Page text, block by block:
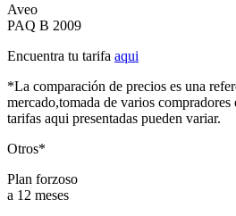
Aveo
PAQ B 2009
Encuentra tu tarifa aqui
*La comparación de precios es una
mercado,tomada de varios
tarifas aqui presentadas pueden variar.
Otros*
Plan forzoso
a 12 meses